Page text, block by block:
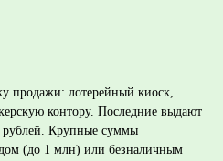
продажи: лотерейный киоск,
контору. Последние выдают
Крупные суммы
(до 1 млн) или безналичным